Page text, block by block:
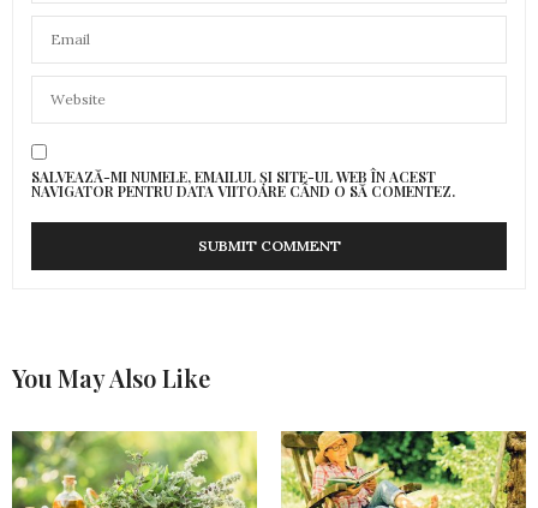
SALVEAZĂ-MI NUMELE, EMAILUL ȘI SITE-UL WEB ÎN ACEST
NAVIGATOR PENTRU DATA VIITOARE CÂND O SĂ COMENTEZ.
You May Also Like